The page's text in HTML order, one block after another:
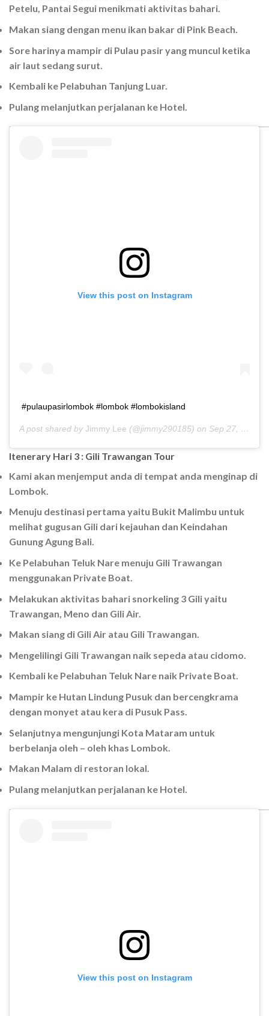
Petelu, Pantai Segui menikmati aktivitas bahari.
Makan siang dengan menu ikan bakar di Pink Beach.
Sore harinya mampir di Pulau pasir yang muncul ketika
air laut sedang surut.
Kembali ke Pelabuhan Tanjung Luar.
Pulang melanjutkan perjalanan ke Hotel.
View this post on Instagram
#pulaupasirlombok #lombok #lombokisland
A post shared by Jimmy Lee (@jimmy290185) on Sep 27, 2019 at 7:28am PDT
Itenerary Hari 3 : Gili Trawangan Tour
Kami akan menjemput anda di tempat anda menginap di
Lombok.
Menuju destinasi pertama yaitu Bukit Malimbu untuk
melihat gugusan Gili dari kejauhan dan Keindahan
Gunung Agung Bali.
Ke Pelabuhan Teluk Nare menuju Gili Trawangan
menggunakan Private Boat.
Melakukan aktivitas bahari snorkeling 3 Gili yaitu
Trawangan, Meno dan Gili Air.
Makan siang di Gili Air atau Gili Trawangan.
Mengelilingi Gili Trawangan naik sepeda atau cidomo.
Kembali ke Pelabuhan Teluk Nare naik Private Boat.
Mampir ke Hutan Lindung Pusuk dan bercengkrama
dengan monyet atau kera di Pusuk Pass.
Selanjutnya mengunjungi Kota Mataram untuk
berbelanja oleh – oleh khas Lombok.
Makan Malam di restoran lokal.
Pulang melanjutkan perjalanan ke Hotel.
View this post on Instagram